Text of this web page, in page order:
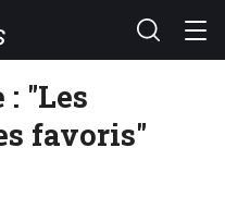
"Les
favoris"